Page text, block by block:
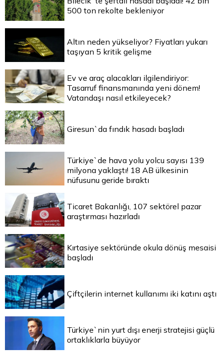
500 ton rekolte bekleniyor
Altın neden yükseliyor? Fiyatları yukarı
taşıyan 5 kritik gelişme
Ev ve araç alacakları ilgilendiriyor:
Tasarruf finansmanında yeni dönem!
Vatandaşı nasıl etkileyecek?
Giresun`da fındık hasadı başladı
Türkiye`de hava yolu yolcu sayısı 139
milyona yaklaştı! 18 AB ülkesinin
nüfusunu geride bıraktı
Ticaret Bakanlığı, 107 sektörel pazar
araştırması hazırladı
Kırtasiye sektöründe okula dönüş mesaisi
başladı
Çiftçilerin internet kullanımı iki katını aştı
Türkiye`nin yurt dışı enerji stratejisi güçlü
ortaklıklarla büyüyor